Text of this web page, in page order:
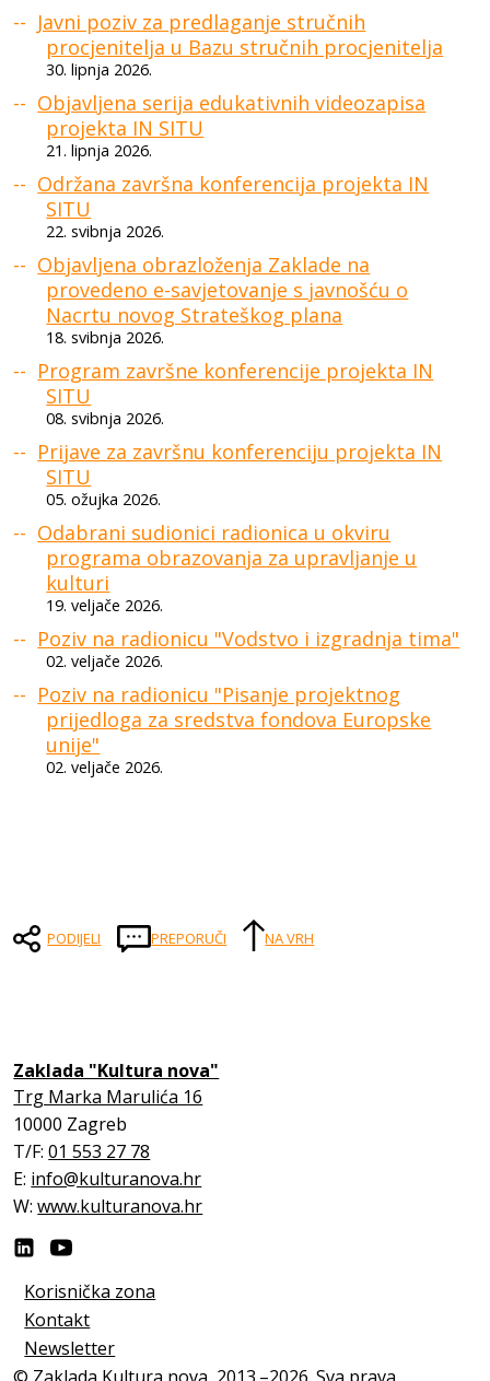
Javni poziv za predlaganje stručnih
procjenitelja u Bazu stručnih procjenitelja
30. lipnja 2026.
Objavljena serija edukativnih videozapisa
projekta IN SITU
21. lipnja 2026.
Održana završna konferencija projekta IN
SITU
22. svibnja 2026.
Objavljena obrazloženja Zaklade na
provedeno e-savjetovanje s javnošću o
Nacrtu novog Strateškog plana
18. svibnja 2026.
Program završne konferencije projekta IN
SITU
08. svibnja 2026.
Prijave za završnu konferenciju projekta IN
SITU
05. ožujka 2026.
Odabrani sudionici radionica u okviru
programa obrazovanja za upravljanje u
kulturi
19. veljače 2026.
Poziv na radionicu "Vodstvo i izgradnja tima"
02. veljače 2026.
Poziv na radionicu "Pisanje projektnog
prijedloga za sredstva fondova Europske
unije"
02. veljače 2026.
PODIJELI PREPORUČI NA VRH
Zaklada "Kultura nova"
Trg Marka Marulića 16
10000 Zagreb
T/F:01 553 27 78
E: info@kulturanova.hr
W:www.kulturanova.hr
Korisnička zona
Kontakt
Newsletter